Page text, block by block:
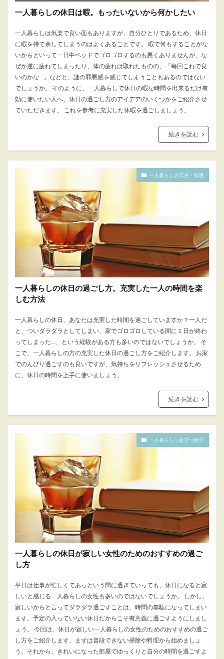
一人暮らしの休日は暇。もったいないから何かしたい
一人暮らしは気楽で良い面もありますが、自分ひとりであるため、休日
に暇を持て余してしまうのはよくあることです。 暇で何もすることがな
いからといって一日中ベッドでゴロゴロするのも悪くありませんが、な
ぜか逆に疲れてしまったり、体の疲れは取れたものの、「毎回これで良
いのかな…」などと、謎の罪悪感を感じてしまうこともあるのではない
でしょうか。 そのように、一人暮らしで休日の暇な時間を出来るだけ有
効に使いたい人へ、休日の過ごし方のアイデアのいくつかをご紹介させ
ていただきます。 これを参考に充実した休暇を過ごしましょう。
続きを読む
一人暮らしの工夫・知恵
一人暮らしの休日の過ごし方。充実した一人の時間を楽
しむ方法
一人暮らしの休日、あなたは充実した時間を過ごしていますか？一人だ
と、ついダラダラとしてしまい、家でゴロゴロしている間に１日が終わ
ってしまった…、という経験がある方も多いのではないでしょうか。 そ
こで、一人暮らしの方の充実した休日の過ごし方をご紹介します。 お家
でのんびり過ごすのも良いですが、気持ちをリフレッシュさせるため
に、休日の時間を上手に使いましょう。
続きを読む
一人暮らしに役立つ雑学
一人暮らしの休日が寂しい女性のためのおすすめの過ご
し方
平日は仕事が忙しくてあっという間に過ぎていっても、休日になると寂
しいと感じる一人暮らしの女性も多いのではないでしょうか。 しかし、
寂しいからと言ってダラダラ過ごすことは、時間の無駄になってしまい
ます。予定の入っていない休日だからこそ有意義に過ごすようにしまし
ょう。 今回は、休日が寂しい一人暮らしの女性のためのおすすめの過ご
し方をご紹介します。まずは普段できない掃除や料理から始めましょ
う。それから、きれいになった部屋でゆっくりと自分の時間を過ごすよ